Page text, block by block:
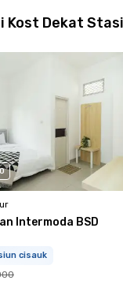
Kost Dekat
Intermoda BSD
cisauk